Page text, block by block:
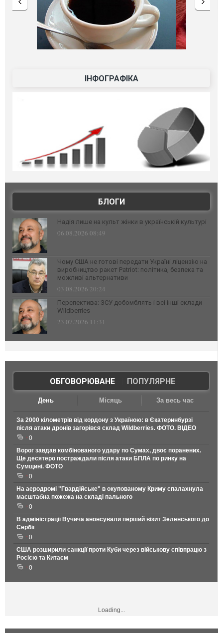
ІНФОГРАФІКА
БЛОГИ
Надія лише на культ жінки в українській культурі
06.08.2026 08:49
Чому США не готові передати Україні ліцензію на
виробництво ракет Patriot: політика, безпека та
можливі альтернативи
03.08.2026 20:24
Перспектива: ЗСУ добомблять і всі інші склади
Wildberries
23.07.2026 11:31
ОБГОВОРЮВАНЕ| ПОПУЛЯРНЕ
День Місяць За весь час
За 2000 кілометрів від кордону з Україною: в Єкатеринбурзі
після атаки дронів загорівся склад Wildberries. ФОТО. ВІДЕО
0
Ворог завдав комбінованого удару по Сумах, двоє поранених.
Ще десятеро постраждали після атаки БПЛА по ринку на
Сумщині. ФОТО
0
На аеродромі "Гвардійське" в окупованому Криму спалахнула
масштабна пожежа на складі пального
0
В адміністрації Вучича анонсували перший візит Зеленського до
Сербії
0
США розширили санкції проти Куби через військову співпрацю з
Росією та Китаєм
0
Loading...